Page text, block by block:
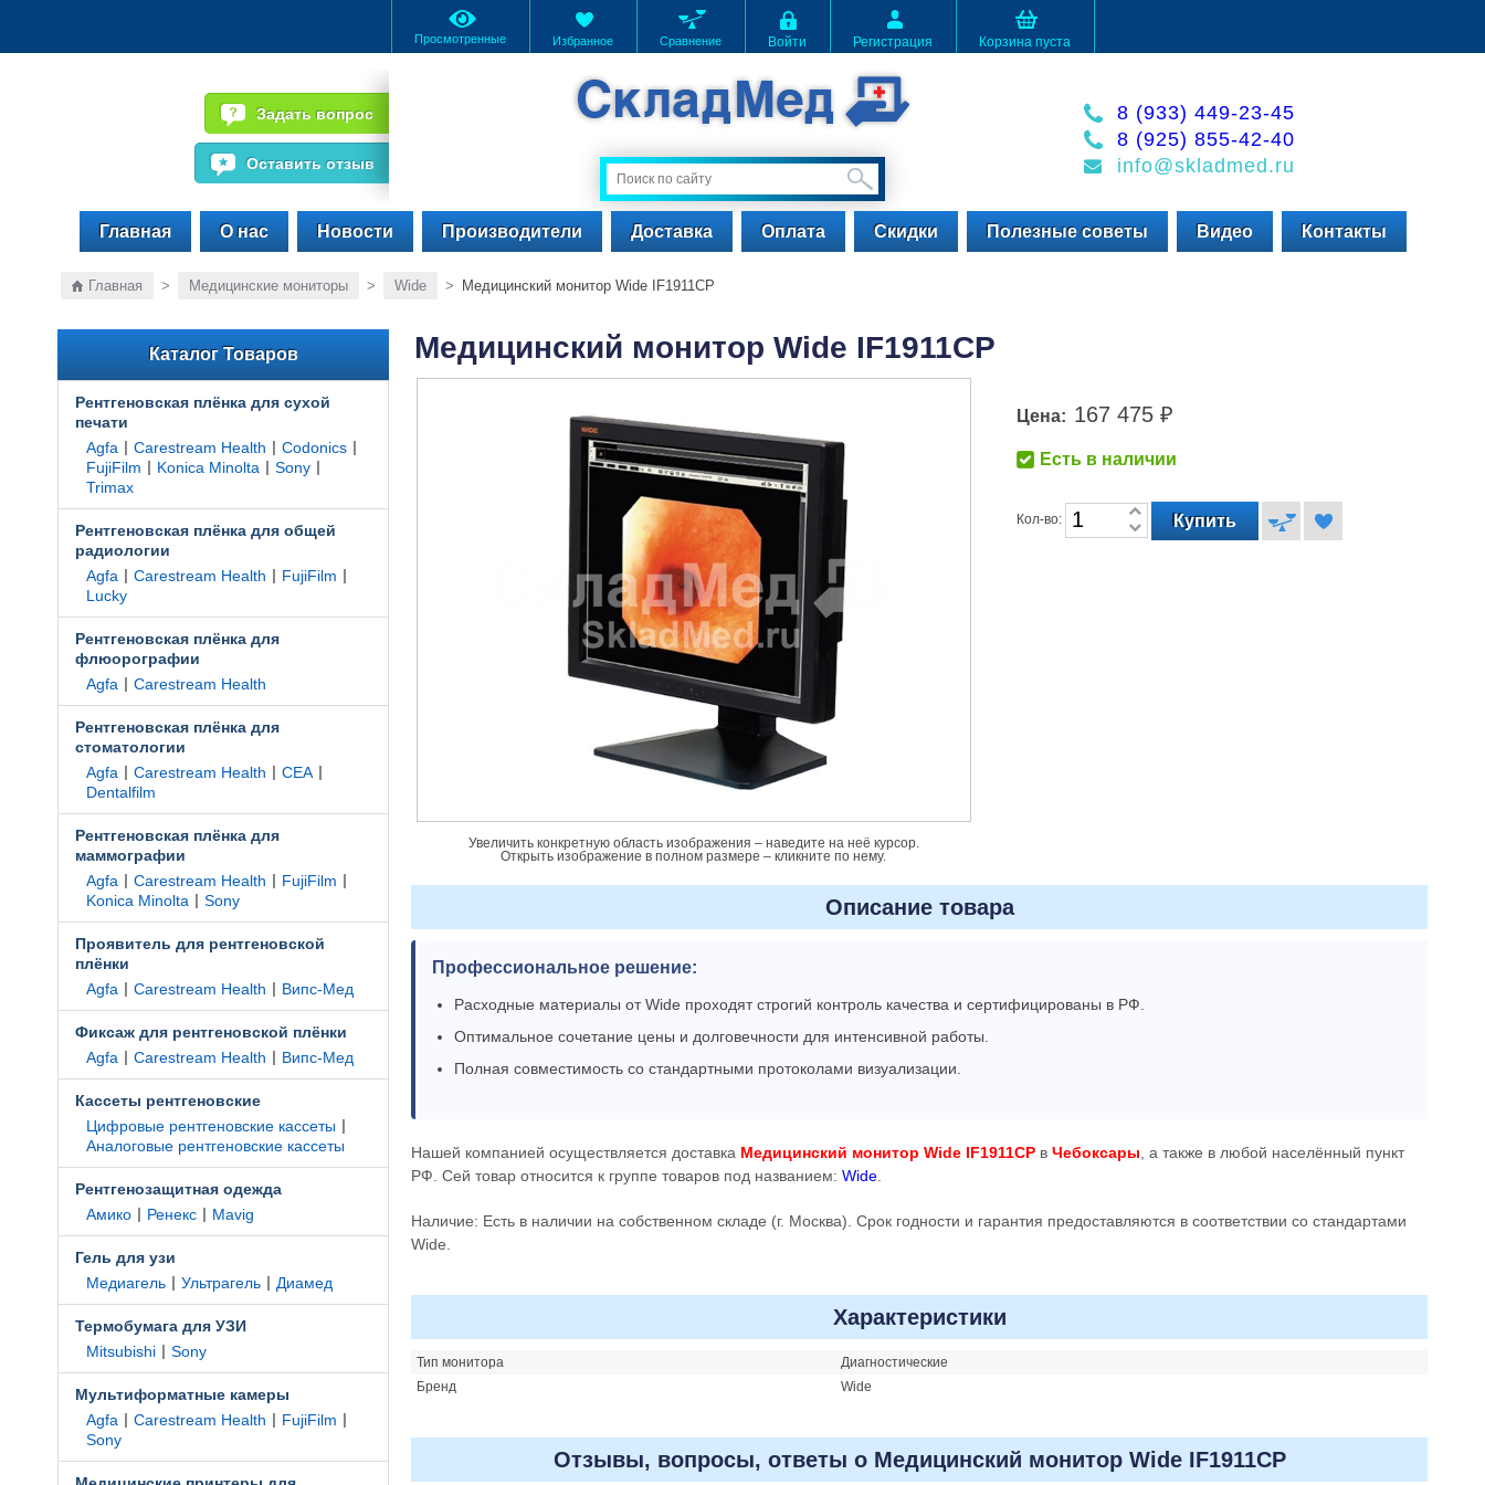
Просмотренные Избранное Сравнение Войти Регистрация Корзина пуста
Задать вопрос
Оставить отзыв
8 (933) 449-23-45
8 (925) 855-42-40
info@skladmed.ru
Главная О нас Новости Производители Доставка Оплата Скидки Полезные советы Видео Контакты
Главная > Медицинские мониторы > Wide > Медицинский монитор Wide IF1911CP
Каталог Товаров
Рентгеновская плёнка для сухой
печати
Agfa | Carestream Health | Codonics |
FujiFilm | Konica Minolta | Sony |
Trimax
Рентгеновская плёнка для общей
радиологии
Agfa | Carestream Health | FujiFilm |
Lucky
Рентгеновская плёнка для
флюорографии
Agfa | Carestream Health
Рентгеновская плёнка для
стоматологии
Agfa | Carestream Health | CEA |
Dentalfilm
Рентгеновская плёнка для
маммографии
Agfa | Carestream Health | FujiFilm |
Konica Minolta | Sony
Проявитель для рентгеновской
плёнки
Agfa | Carestream Health | Випс-Мед
Фиксаж для рентгеновской плёнки
Agfa | Carestream Health | Випс-Мед
Кассеты рентгеновские
Цифровые рентгеновские кассеты |
Аналоговые рентгеновские кассеты
Рентгенозащитная одежда
Амико | Ренекс | Mavig
Гель для узи
Медиагель | Ультрагель | Диамед
Термобумага для УЗИ
Mitsubishi | Sony
Мультиформатные камеры
Agfa | Carestream Health | FujiFilm |
Sony
Медицинский монитор Wide IF1911CP
Увеличить конкретную область изображения – наведите на неё курсор.
Открыть изображение в полном размере – кликните по нему.
Цена: 167 475 ₽
Есть в наличии
Кол-во:
Описание товара
Профессиональное решение:
Расходные материалы от Wide проходят строгий контроль качества и сертифицированы в РФ.
Оптимальное сочетание цены и долговечности для интенсивной работы.
Полная совместимость со стандартными протоколами визуализации.
Нашей компанией осуществляется доставка Медицинский монитор Wide IF1911CP в Чебоксары , а также в любой населённый пункт
РФ. Сей товар относится к группе товаров под названием: Wide
Наличие: Есть в наличии на собственном складе (г. Москва). Срок годности и гарантия предоставляются в соответствии со стандартами
Wide.
Характеристики
Тип монитора
Диагностические
Бренд
Wide
Отзывы, вопросы, ответы о Медицинский монитор Wide IF1911CP